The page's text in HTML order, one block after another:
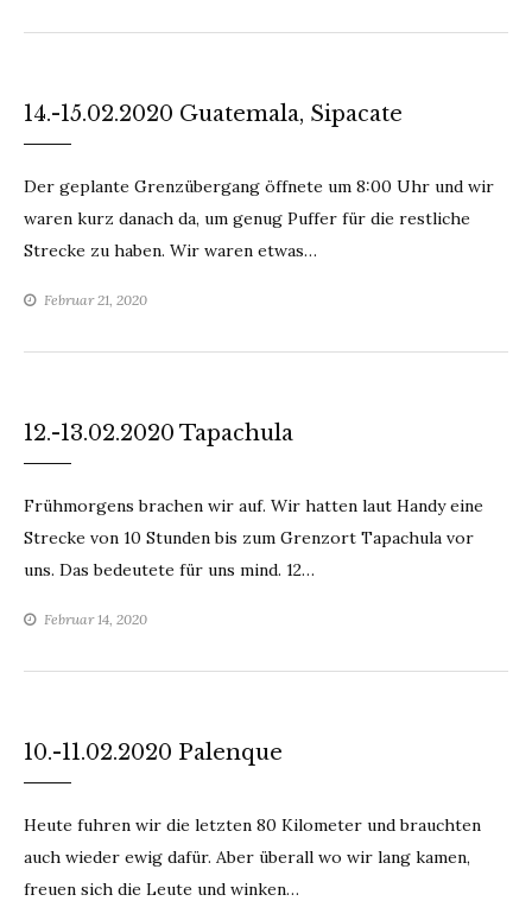
14.-15.02.2020 Guatemala, Sipacate
Der geplante Grenzübergang öffnete um 8:00 Uhr und wir
waren kurz danach da, um genug Puffer für die restliche
Strecke zu haben. Wir waren etwas…
Februar 21, 2020
12.-13.02.2020 Tapachula
Frühmorgens brachen wir auf. Wir hatten laut Handy eine
Strecke von 10 Stunden bis zum Grenzort Tapachula vor
uns. Das bedeutete für uns mind. 12…
Februar 14, 2020
10.-11.02.2020 Palenque
Heute fuhren wir die letzten 80 Kilometer und brauchten
auch wieder ewig dafür. Aber überall wo wir lang kamen,
freuen sich die Leute und winken…